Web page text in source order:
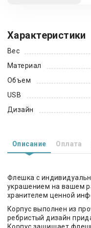
Характеристики
Вес
Материал
Объем
USB
Дизайн
Описание Оплата
Флешка с
украшением на вашем
хранителем ценной
Корпус выполнен из
ребристый дизайн